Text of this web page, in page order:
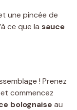
une pincée de
ce que la sauce
! Prenez
et commencez
bolognaise au